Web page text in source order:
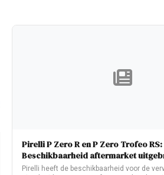
Pirelli P Zero R en P Zero Trofeo RS:
Beschikbaarheid aftermarket
Pirelli heeft de beschikbaarheid voor de